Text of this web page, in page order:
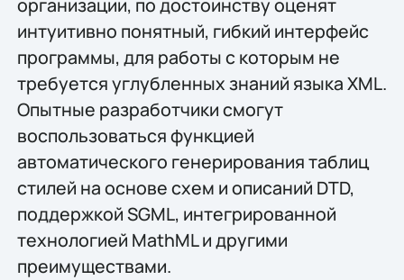
организации, по достоинству оценят
интуитивно понятный, гибкий интерфейс
программы, для работы с которым не
требуется углубленных знаний языка XML.
Опытные разработчики смогут
воспользоваться функцией
автоматического генерирования таблиц
стилей на основе схем и описаний DTD,
поддержкой SGML, интегрированной
технологией MathML и другими
преимуществами.